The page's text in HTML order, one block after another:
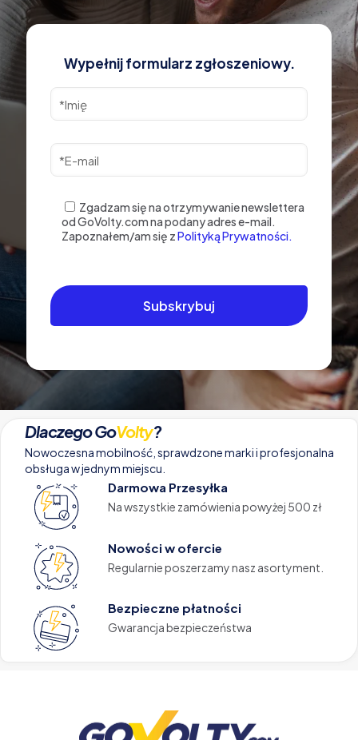
Wypełnij formularz zgłoszeniowy.
Zgadzam się na otrzymywanie newslettera
od GoVolty.com na podany adres e-mail.
Zapoznałem/am się zPolityką Prywatności.
Dlaczego GoVolty?
Nowoczesna mobilność, sprawdzone marki i profesjonalna
obsługa w jednym miejscu.
Darmowa Przesyłka
Na wszystkie zamówienia powyżej 500 zł
Nowości w ofercie
Regularnie poszerzamy nasz asortyment.
Bezpieczne płatności
Gwarancja bezpieczeństwa